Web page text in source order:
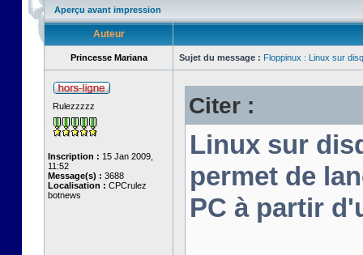
Aperçu avant impression
Auteur
Princesse Mariana Sujet du message : Floppinux : Linux sur
Rulezzzzz
Inscription : 15 Jan 2009,
11:52
Message(s) : 3688
Localisation : CPCrulez
botnews
Citer :
Linux sur
permet de
PC à partir